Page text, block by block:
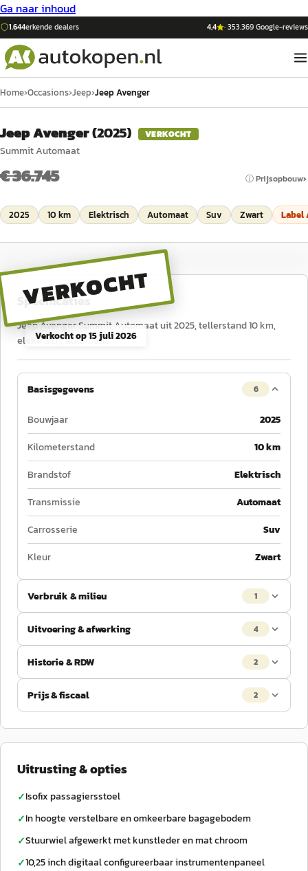
Ga naar inhoud
1.644erkende dealers 4,4 ·353.369Google-reviews
Home›Occasions›Jeep›Jeep Avenger
Jeep Avenger(2025) VERKOCHT
Summit Automaat
€ 36.745 ⓘ Prijsopbouw
2025 10 km Elektrisch Automaat Suv Zwart Label
VERKOCHT
Verkocht op15 juli 2026
Specificaties
Jeep Avenger Summit Automaat uit 2025, tellerstand 10 km,
elektrisch, automaat.
Basisgegevens 6
Bouwjaar
2025
Kilometerstand
10 km
Brandstof
Elektrisch
Transmissie
Automaat
Carrosserie
Suv
Kleur
Zwart
Verbruik & milieu 1
Uitvoering & afwerking 4
Historie & RDW 2
Prijs & fiscaal 2
Uitrusting & opties
✓Isofix passagiersstoel
✓In hoogte verstelbare en omkeerbare bagagebodem
✓Stuurwiel afgewerkt met kunstleder en mat chroom
✓10,25 inch digitaal configureerbaar instrumentenpaneel